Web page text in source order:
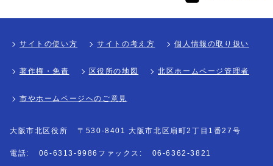
サイトの使い方 サイトの考え方 個人情報の取り扱い
著作権・免責 区役所の地図 北区ホームページ管理者
市やホームページへのご意見
大阪市北区役所 〒530-8401 大阪市北区扇町2丁目1番27号
電話: 06-6313-9986 ファックス: 06-6362-3821